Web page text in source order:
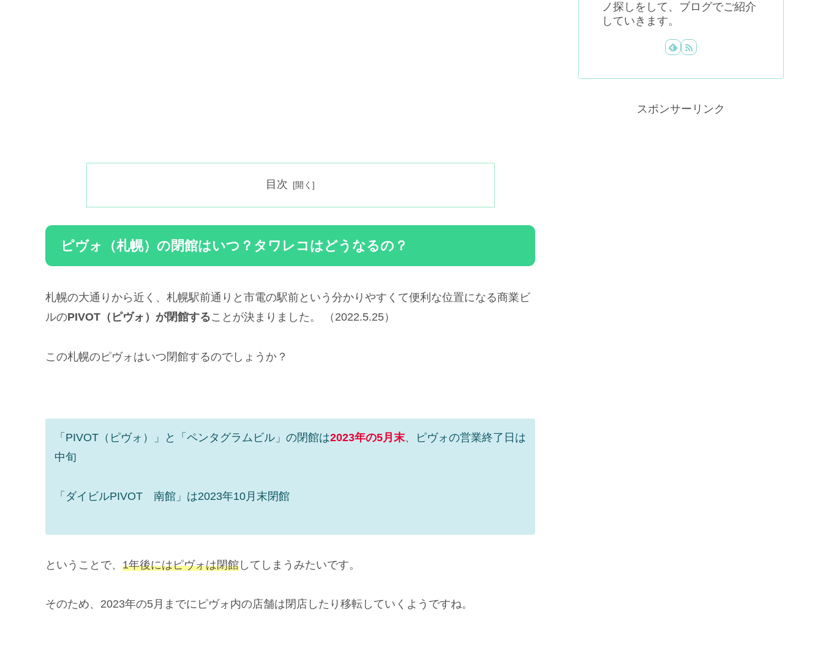
目次
ピヴォ（札幌）の閉館はいつ？タワレコはどうなるの？
札幌の大通りから近く、札幌駅前通りと市電の駅前という分かりやすくて便利な位置になる商業ビ
ルのPIVOT（ピヴォ）が閉館することが決まりました。 （2022.5.25）
この札幌のピヴォはいつ閉館するのでしょうか？
「PIVOT（ピヴォ）」と「ペンタグラムビル」の閉館は2023年の5月末、ピヴォの営業終了日は
中旬
「ダイビルPIVOT 南館」は2023年10月末閉館
ということで、 1年後にはピヴォは閉館 してしまうみたいです。
そのため、2023年の5月までにピヴォ内の店舗は閉店したり移転していくようですね。
ノ探しをして、ブログでご紹介
していきます。
スポンサーリンク